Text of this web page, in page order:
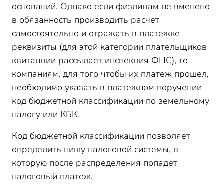
оснований. Однако если физлицам не вменено
в обязанность производить расчет
самостоятельно и отражать в платежке
реквизиты (для этой категории плательщиков
квитанции рассылает инспекция ФНС), то
компаниям, для того чтобы их платеж прошел,
необходимо указать в платежном поручении
код бюджетной классификации по земельному
налогу или КБК.
Код бюджетной классификации позволяет
определить нишу налоговой системы, в
которую после распределения попадет
налоговый платеж.